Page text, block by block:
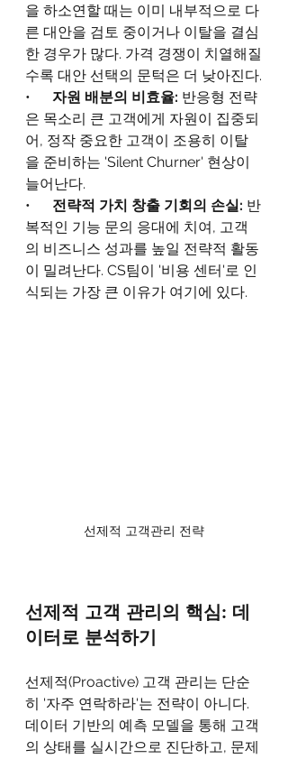
을 하소연할 때는 이미 내부적으로 다
른 대안을 검토 중이거나 이탈을 결심
한 경우가 많다. 가격 경쟁이 치열해질
수록 대안 선택의 문턱은 더 낮아진다.
• 자원 배분의 비효율: 반응형 전략
은 목소리 큰 고객에게 자원이 집중되
어, 정작 중요한 고객이 조용히 이탈
을 준비하는 'Silent Churner' 현상이
늘어난다.
• 전략적 가치 창출 기회의 손실: 반
복적인 기능 문의 응대에 치여, 고객
의 비즈니스 성과를 높일 전략적 활동
이 밀려난다. CS팀이 '비용 센터'로 인
식되는 가장 큰 이유가 여기에 있다.
선제적 고객관리 전략
선제적 고객 관리의 핵심: 데
이터로 분석하기
선제적(Proactive) 고객 관리는 단순
히 '자주 연락하라'는 전략이 아니다.
데이터 기반의 예측 모델을 통해 고객
의 상태를 실시간으로 진단하고, 문제